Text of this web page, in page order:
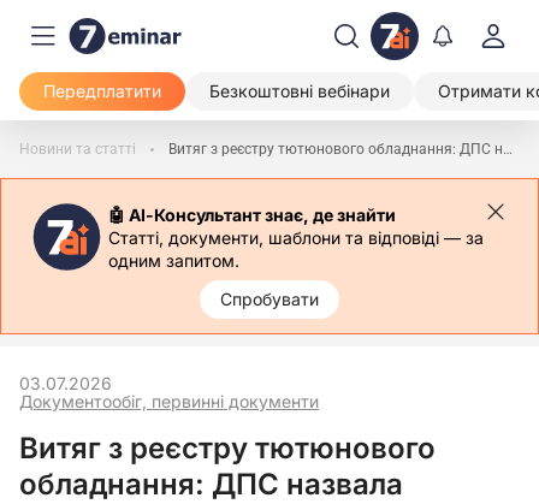
Передплатити Безкоштовні вебінари Отримати
Новини та статті Витяг з реєстру тютюнового обладнання: ДПС назвала порядок отримання
🤖 АІ-Консультант знає, де знайти
Статті, документи, шаблони та відповіді — за
одним запитом.
Спробувати
Документообіг, первинні документи
03.07.2026
Витяг з реєстру тютюнового
обладнання: ДПС назвала